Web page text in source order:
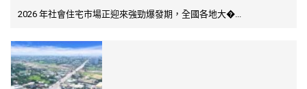
2026 年社會住宅市場正迎來強勁爆發期，全國各地大�...